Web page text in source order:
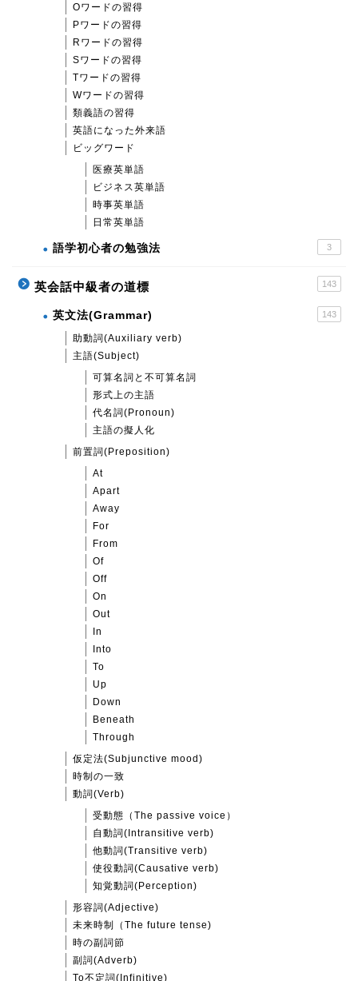
Oワードの習得
Pワードの習得
Rワードの習得
Sワードの習得
Tワードの習得
Wワードの習得
類義語の習得
英語になった外来語
ビッグワード
医療英単語
ビジネス英単語
時事英単語
日常英単語
語学初心者の勉強法 3
英会話中級者の道標 143
英文法(Grammar) 143
助動詞(Auxiliary verb)
主語(Subject)
可算名詞と不可算名詞
形式上の主語
代名詞(Pronoun)
主語の擬人化
前置詞(Preposition)
At
Apart
Away
For
From
Of
Off
On
Out
In
Into
To
Up
Down
Beneath
Through
仮定法(Subjunctive mood)
時制の一致
動詞(Verb)
受動態（The passive voice）
自動詞(Intransitive verb)
他動詞(Transitive verb)
使役動詞(Causative verb)
知覚動詞(Perception)
形容詞(Adjective)
未来時制（The future tense)
時の副詞節
副詞(Adverb)
To不定詞(Infinitive)